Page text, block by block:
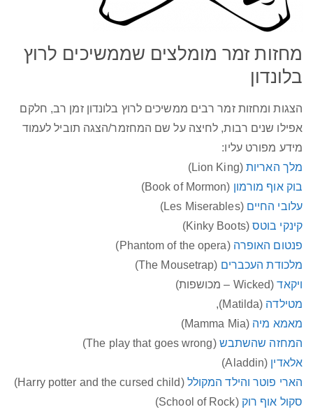
מחזות זמר מומלצים שממשיכים לרוץ
בלונדון
הצגות ומחזות זמר רבים ממשיכים לרוץ בלונדון זמן רב, חלקם
אפילו שנים רבות, לחיצה על שם המחזמר/הצגה תוביל לעמוד
מידע מפורט עליו:
מלך האריות (Lion King)
בוק אוף מורמון (Book of Mormon)
עלובי החיים(Les Miserables)
קינקי בוטס(Kinky Boots)
פנטום האופרה (Phantom of the opera)
מלכודת העכברים (The Mousetrap)
ויקאד (Wicked – מכושפות)
מטילדה (Matilda),
מאמא מיה (Mamma Mia)
המחזה שהשתבש (The play that goes wrong)
אלאדין (Aladdin)
הארי פוטר והילד המקולל (Harry potter and the cursed child)
סקול אוף רוק (School of Rock)